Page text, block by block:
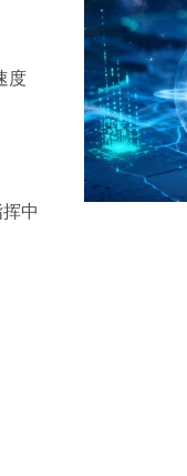
度
中
专家关注